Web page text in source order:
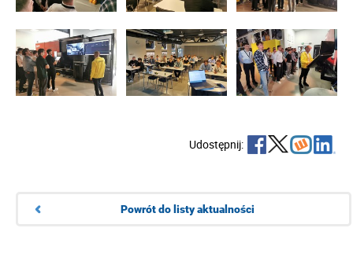
Udostępnij:
Powrót do listy aktualności